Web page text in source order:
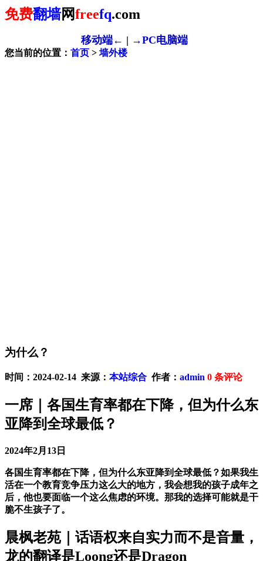
免费翻墙网freefq.com
移动端← | →PC电脑端
您当前的位置： 首页 > 墙外楼
为什么？
时间：2024-02-14 来源： 本站综合 作者： admin 0 条评论
一席｜各国生育率都在下降，但为什么东
亚降到全球最低？
2024年2月13日
各国生育率都在下降，但为什么东亚降到全球最低？如果我生
活在一个教育竞争压力这么大的地方，我会想我的孩子成年之
后，他也要面临一个这么焦虑的环境。那我的选择可能就是干
脆不生孩子了。
晨枫老苑｜话语权来自实力而不是音量，
龙的翻译是Loong还是Dragon